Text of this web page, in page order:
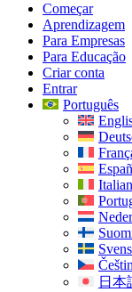
Começar
Aprendizagem
Para Empresas
Para Educação
Criar conta
Entrar
Português
日本